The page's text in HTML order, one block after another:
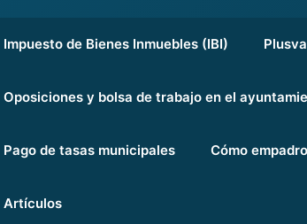
Impuesto de Bienes Inmuebles (IBI)
Oposiciones y bolsa de trabajo en el
Pago de tasas municipales Cómo
Artículos